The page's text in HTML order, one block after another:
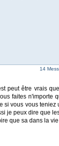
14
peut être vrais
faites n'importe
si vous vous
je peux dire que
que sa dans la